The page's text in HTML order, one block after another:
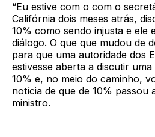
“Eu estive com o com o
Califórnia dois meses atrás,
10% como sendo injusta e ele
diálogo. O que que mudou de
para que uma autoridade dos
estivesse aberta a discutir
10% e, no meio do caminho,
notícia de que de 10% passou
ministro.